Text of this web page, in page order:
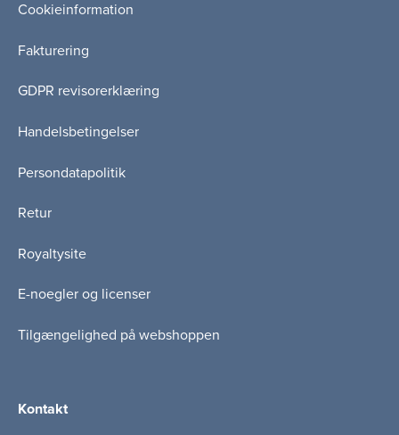
Cookieinformation
Fakturering
GDPR revisorerklæring
Handelsbetingelser
Persondatapolitik
Retur
Royaltysite
E-noegler og licenser
Tilgængelighed på webshoppen
Kontakt